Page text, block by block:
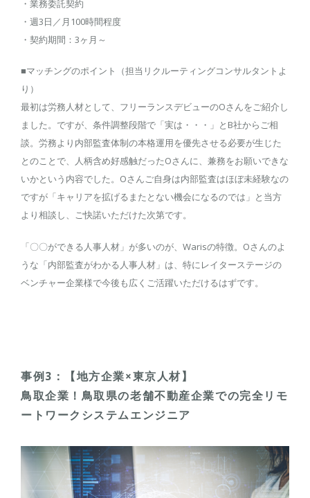
・業務委託契約
・週3日／月100時間程度
・契約期間：3ヶ月～
■マッチングのポイント（担当リクルーティングコンサルタントよ
り）
最初は労務人材として、フリーランスデビューのOさんをご紹介し
ました。ですが、条件調整段階で「実は・・・」とB社からご相
談。労務より内部監査体制の本格運用を優先させる必要が生じた
とのことで、人柄含め好感触だったOさんに、兼務をお願いできな
いかという内容でした。Oさんご自身は内部監査はほぼ未経験なの
ですが「キャリアを拡げるまたとない機会になるのでは」と当方
より相談し、ご快諾いただけた次第です。
「〇〇ができる人事人材」が多いのが、Warisの特徴。Oさんのよ
うな「内部監査がわかる人事人材」は、特にレイターステージの
ベンチャー企業様で今後も広くご活躍いただけるはずです。
事例3：【地方企業×東京人材】
鳥取企業！鳥取県の老舗不動産企業での完全リモ
ートワークシステムエンジニア